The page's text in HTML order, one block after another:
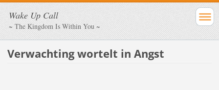
Wake Up Call
~ The Kingdom Is Within You ~
Verwachting wortelt in Angst